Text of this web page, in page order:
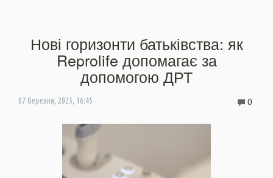
Нові горизонти батьківства: як
Reprolife допомагає за
допомогою ДРТ
07 березня, 2025, 16:45 0